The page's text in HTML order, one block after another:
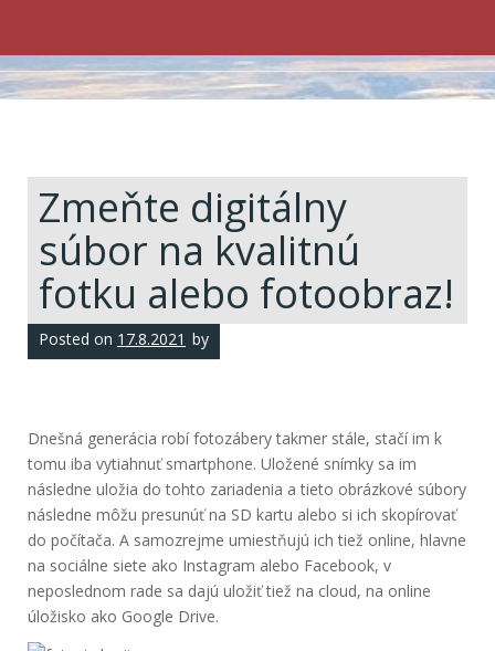
Zmeňte digitálny
súbor na kvalitnú
fotku alebo fotoobraz!
Posted on 17.8.2021 by
Dnešná generácia robí fotozábery takmer stále, stačí im k
tomu iba vytiahnuť smartphone. Uložené snímky sa im
následne uložia do tohto zariadenia a tieto obrázkové súbory
následne môžu presunúť na SD kartu alebo si ich skopírovať
do počítača. A samozrejme umiestňujú ich tiež online, hlavne
na sociálne siete ako Instagram alebo Facebook, v
neposlednom rade sa dajú uložiť tiež na cloud, na online
úložisko ako Google Drive.